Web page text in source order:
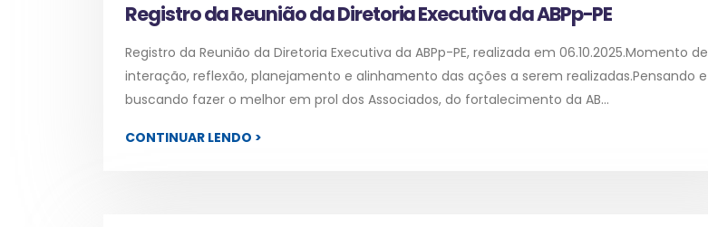
Registro da Reunião da Diretoria Executiva da ABPp-PE
Registro da Reunião da Diretoria Executiva da ABPp-PE, realizada em 06.10.2025.Momento de
interação, reflexão, planejamento e alinhamento das ações a serem realizadas.Pensando e
buscando fazer o melhor em prol dos Associados, do fortalecimento da AB...
CONTINUAR LENDO >